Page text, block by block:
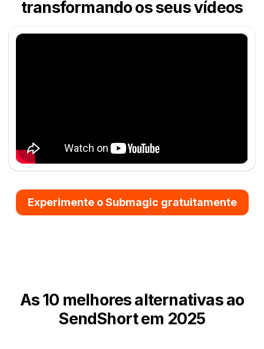
transformando os seus vídeos
Experimente o Submagic gratuitamente
As 10 melhores alternativas ao
SendShort em 2025